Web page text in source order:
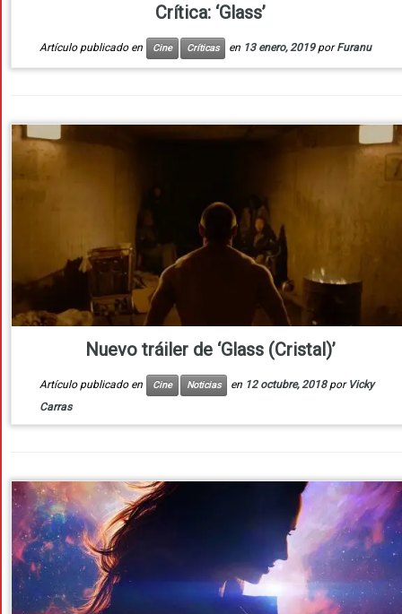
Crítica: ‘Glass’
Artículo publicado en Cine Críticas en 13 enero, 2019 porFuranu
Nuevo tráiler de ‘Glass (Cristal)’
Artículo publicado en Cine Noticias en 12 octubre, 2018 por Vicky
Carras